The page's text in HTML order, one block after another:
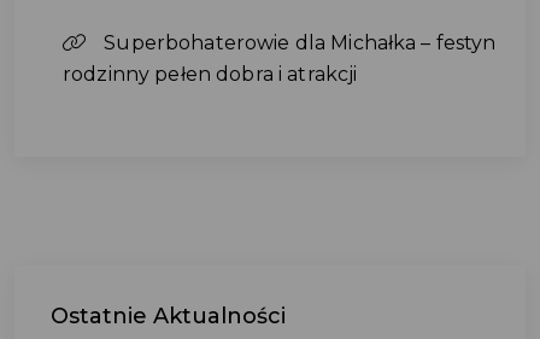
Superbohaterowie dla Michałka – festyn
rodzinny pełen dobra i atrakcji
Ostatnie Aktualności